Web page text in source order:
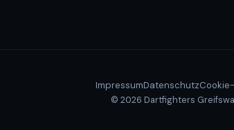
ImpressumDatenschutz
© 2026 Dartfighters